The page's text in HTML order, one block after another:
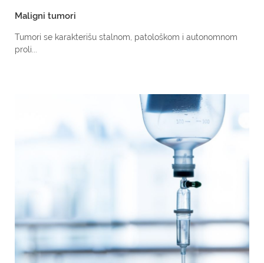
Maligni tumori
Tumori se karakterišu stalnom, patološkom i autonomnom
proli...